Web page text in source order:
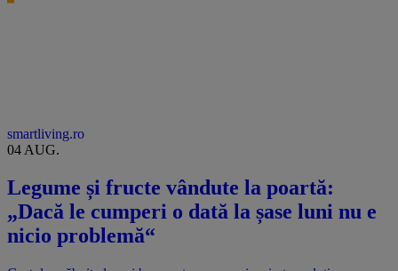
smartliving.ro
04 AUG.
Legume și fructe vândute la poartă:
„Dacă le cumperi o dată la șase luni nu e
nicio problemă“